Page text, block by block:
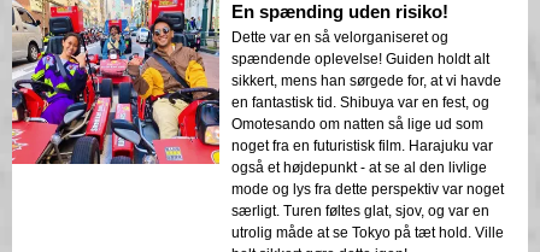
En spænding uden risiko!
Dette var en så velorganiseret og
spændende oplevelse! Guiden holdt alt
sikkert, mens han sørgede for, at vi havde
en fantastisk tid. Shibuya var en fest, og
Omotesando om natten så lige ud som
noget fra en futuristisk film. Harajuku var
også et højdepunkt - at se al den livlige
mode og lys fra dette perspektiv var noget
særligt. Turen føltes glat, sjov, og var en
utrolig måde at se Tokyo på tæt hold. Ville